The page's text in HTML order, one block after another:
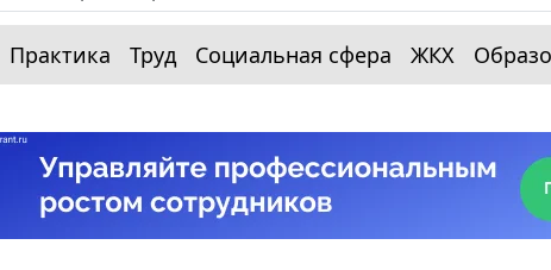
Практика Труд Социальная сфера ЖКХ